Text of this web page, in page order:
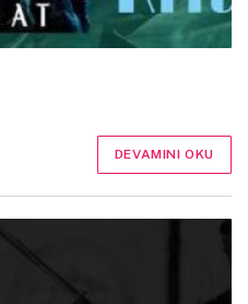
DEVAMINI OKU